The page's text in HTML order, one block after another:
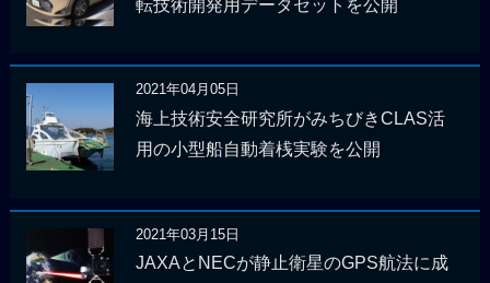
転技術開発用データセットを公開
2021年04月05日
海上技術安全研究所がみちびきCLAS活
用の小型船自動着桟実験を公開
2021年03月15日
JAXAとNECが静止衛星のGPS航法に成